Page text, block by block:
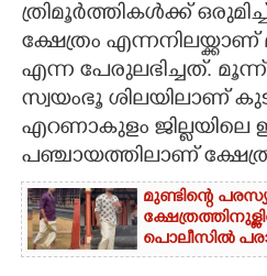
ത്രിമൂർത്തികൾക്ക്
ക്ഷേത്രം എന്നനിലയ്ക്കാണ്
എന്ന പേരുലഭിച്ചത്.
സ്വയംഭൂ ശിലയിലാണ്
എറണാകുളം ജില്ലയിലെ
പഞ്ചായത്തിലാണ്
മുണ്ടിന്റെ
പൊലീസിൽ